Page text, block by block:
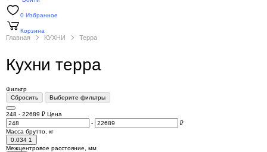
0 Избранное
Корзина
Главная КУХНИ Терра
Кухни терра
Фильтр
Сбросить
Выберите фильтры
248 - 22689 ₽ Цена
-
₽
Масса брутто, кг
0.034 1
Межцентровое расстояние, мм